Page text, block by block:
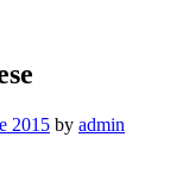
2015 by admin